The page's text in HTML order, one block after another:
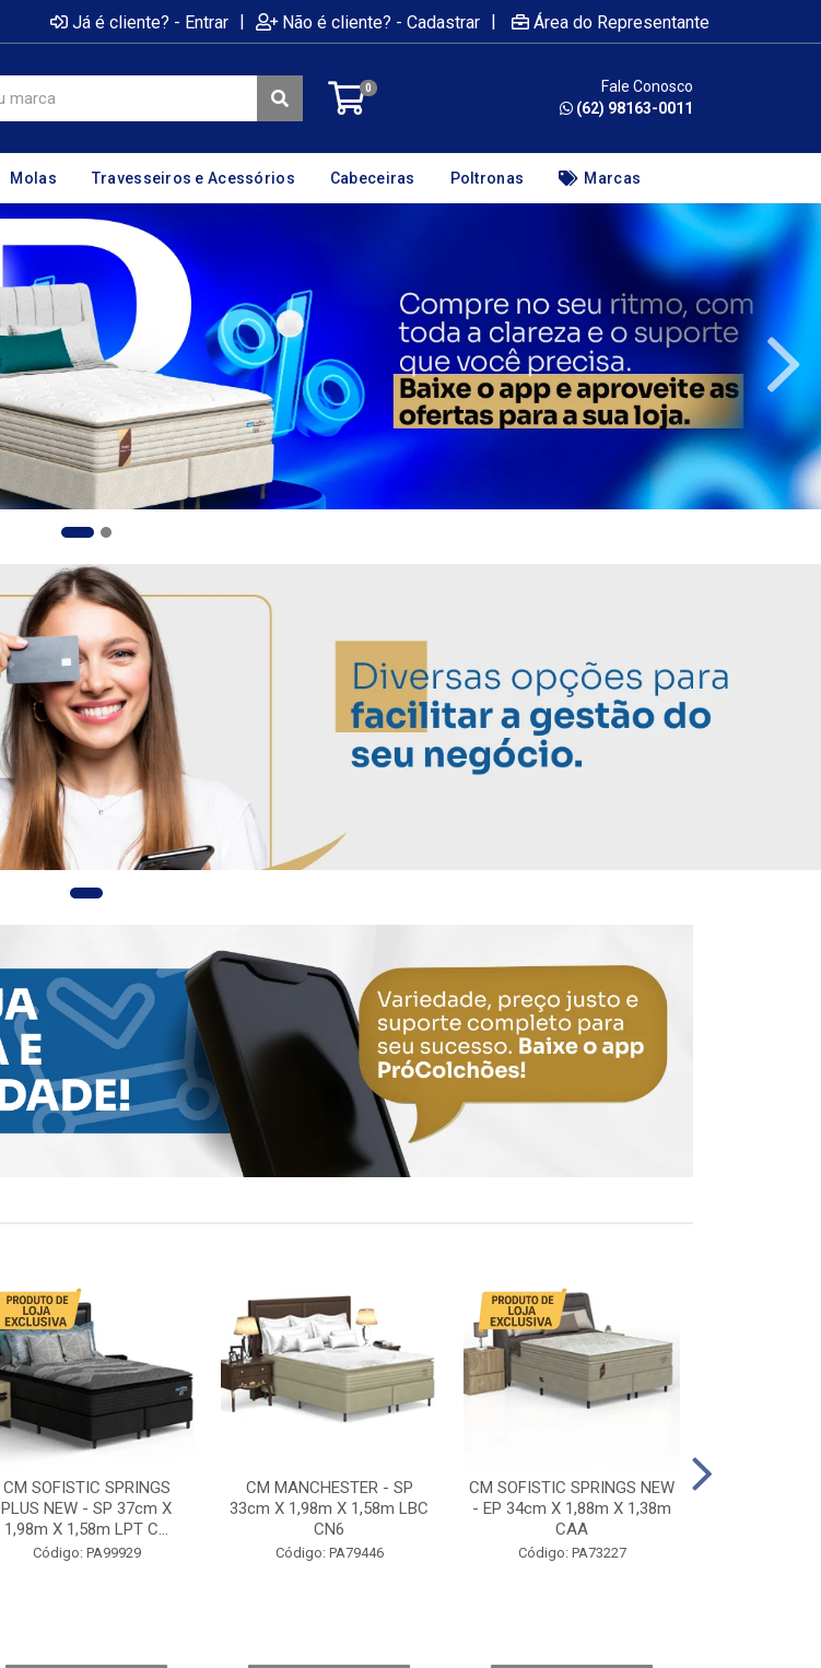
Já é cliente? - Entrar | Não é cliente? - Cadastrar | Área do Representante
0
Fale Conosco
(62) 98163-0011
Molas Travesseiros e Acessórios Cabeceiras Poltronas Marcas
CM SOFISTIC SPRINGS
PLUS NEW - SP 37cm X
1,98m X 1,58m LPT C...
Código: PA99929
CM MANCHESTER - SP
33cm X 1,98m X 1,58m LBC
CN6
Código: PA79446
CM SOFISTIC SPRINGS NEW
- EP 34cm X 1,88m X 1,38m
CAA
Código: PA73227